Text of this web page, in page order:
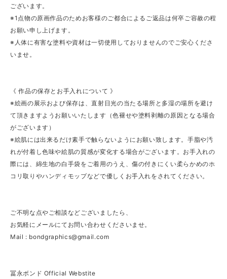
ございます。
※1点物の原画作品のためお客様のご都合によるご返品は何卒ご容赦の程
お願い申し上げます。
※人体に有害な塗料や資材は一切使用しておりませんのでご安心くださ
いませ。
《 作品の保存とお手入れについて 》
※絵画の展示および保存は、直射日光の当たる場所と多湿の場所を避け
て頂きますようお願いいたします（色褪せや塗料剥離の原因となる場合
がございます）
※絵肌には出来るだけ素手で触らないようにお願い致します。手脂や汚
れが付着し色味や絵肌の質感が変化する場合がございます。お手入れの
際には、綿生地の白手袋をご着用のうえ、傷の付きにくい柔らかめのホ
コリ取りやハンディモップなどで優しくお手入れをされてください。
ご不明な点やご相談などございましたら、
お気軽にメールにてお問い合わせくださいませ。
Mail : bondgraphics@gmail.com
冨永ボンド Official Webstite